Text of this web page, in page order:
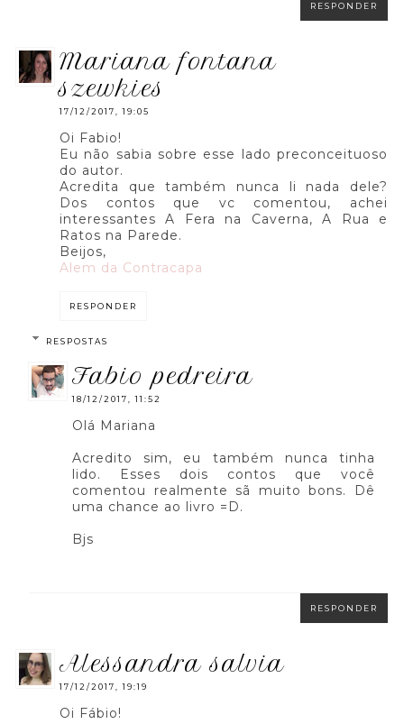
RESPONDER
mariana fontana
szewkies
17/12/2017, 19:05
Oi Fabio!
Eu não sabia sobre esse lado preconceituoso
do autor.
Acredita que também nunca li nada dele?
Dos contos que vc comentou, achei
interessantes A Fera na Caverna, A Rua e
Ratos na Parede.
Beijos,
Alem da Contracapa
RESPONDER
RESPOSTAS
fabio pedreira
18/12/2017, 11:52
Olá Mariana
Acredito sim, eu também nunca tinha
lido. Esses dois contos que você
comentou realmente sã muito bons. Dê
uma chance ao livro =D.
Bjs
RESPONDER
alessandra salvia
17/12/2017, 19:19
Oi Fábio!